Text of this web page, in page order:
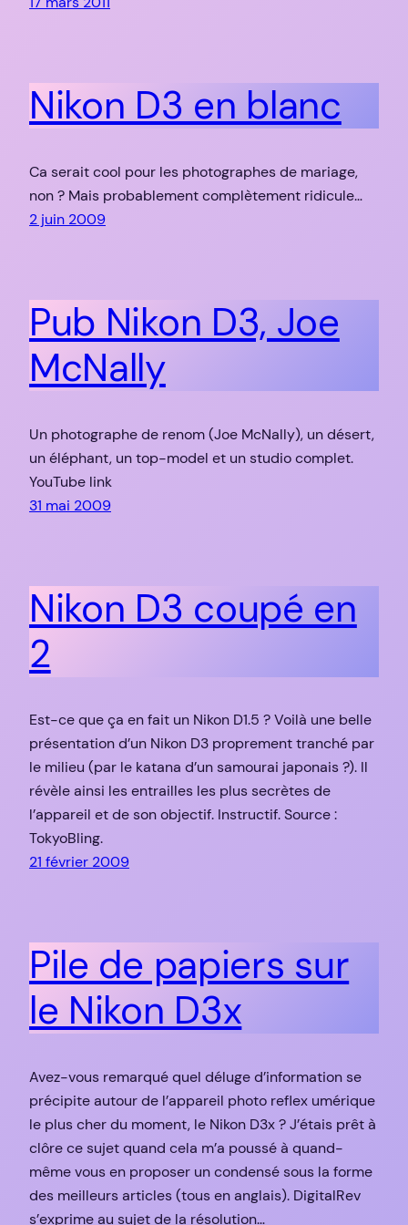
Nikon D3 en blanc
Ca serait cool pour les photographes de mariage,
non ? Mais probablement complètement ridicule…
2 juin 2009
Pub Nikon D3, Joe
McNally
Un photographe de renom (Joe McNally), un désert,
un éléphant, un top-model et un studio complet.
YouTube link
31 mai 2009
Nikon D3 coupé en
2
Est-ce que ça en fait un Nikon D1.5 ? Voilà une belle
présentation d’un Nikon D3 proprement tranché par
le milieu (par le katana d’un samourai japonais ?). Il
révèle ainsi les entrailles les plus secrètes de
l’appareil et de son objectif. Instructif. Source :
TokyoBling.
21 février 2009
Pile de papiers sur
le Nikon D3x
Avez-vous remarqué quel déluge d’information se
précipite autour de l’appareil photo reflex umérique
le plus cher du moment, le Nikon D3x ? J’étais prêt à
clôre ce sujet quand cela m’a poussé à quand-
même vous en proposer un condensé sous la forme
des meilleurs articles (tous en anglais). DigitalRev
s’exprime au sujet de la résolution…